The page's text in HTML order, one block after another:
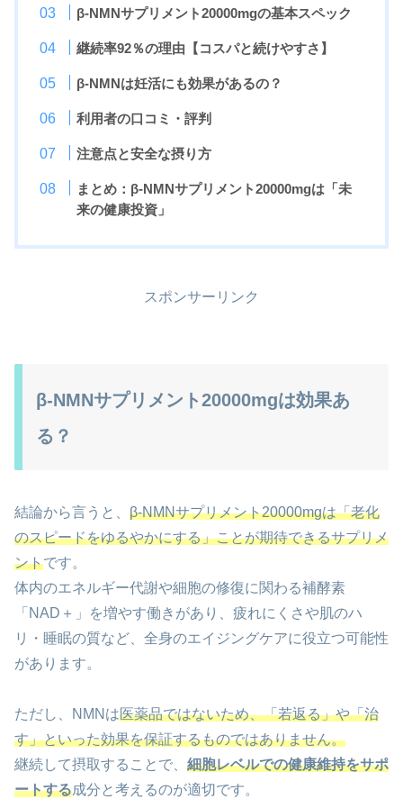
β-NMNサプリメント20000mgの基本スペック
継続率92％の理由【コスパと続けやすさ】
β-NMNは妊活にも効果があるの？
利用者の口コミ・評判
注意点と安全な摂り方
まとめ：β-NMNサプリメント20000mgは「未
来の健康投資」
スポンサーリンク
β-NMNサプリメント20000mgは効果あ
る？
結論から言うと、 β-NMNサプリメント20000mgは「老化
のスピードをゆるやかにする」ことが期待できるサプリメ
ントです。
体内のエネルギー代謝や細胞の修復に関わる補酵素
「NAD＋」を増やす働きがあり、疲れにくさや肌のハ
リ・睡眠の質など、全身のエイジングケアに役立つ可能性
があります。
ただし、NMNは医薬品ではないため、「若返る」や「治
す」といった効果を保証するものではありません。
継続して摂取することで、 細胞レベルでの健康維持をサポ
ートする成分と考えるのが適切です。